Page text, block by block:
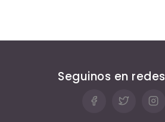
Seguinos en redes